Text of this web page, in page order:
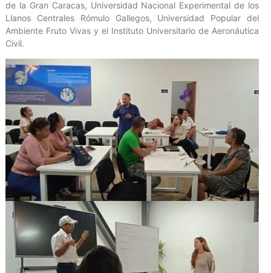
de la Gran Caracas, Universidad Nacional Experimental de los
Llanos Centrales Rómulo Gallegos, Universidad Popular del
Ambiente Fruto Vivas y el Instituto Universitario de Aeronáutica
Civil.